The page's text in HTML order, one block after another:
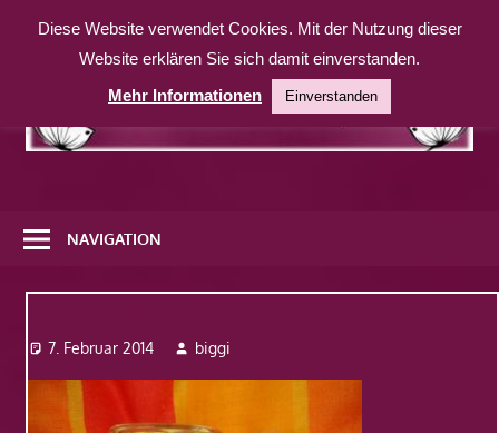
Inhalt
weitere
Website
NAVIGATION
7. Februar 2014 biggi
Diese Website verwendet Cookies. Mit der Nutzung dieser
Website erklären Sie sich damit einverstanden.
Mehr Informationen
Einverstanden